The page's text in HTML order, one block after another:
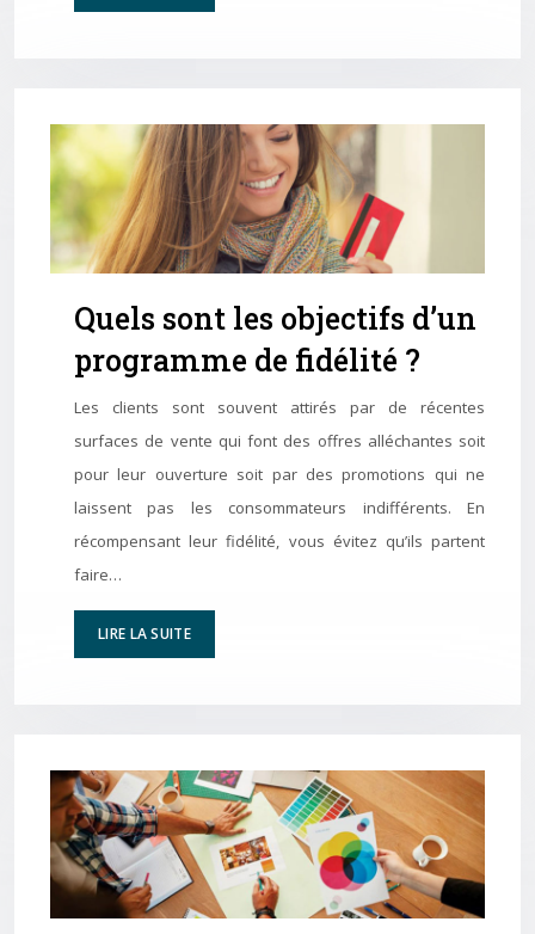
Quels sont les objectifs d’un
programme de fidélité ?
Les clients sont souvent attirés par de récentes
surfaces de vente qui font des offres alléchantes soit
pour leur ouverture soit par des promotions qui ne
laissent pas les consommateurs indifférents. En
récompensant leur fidélité, vous évitez qu’ils partent
faire…
LIRE LA SUITE